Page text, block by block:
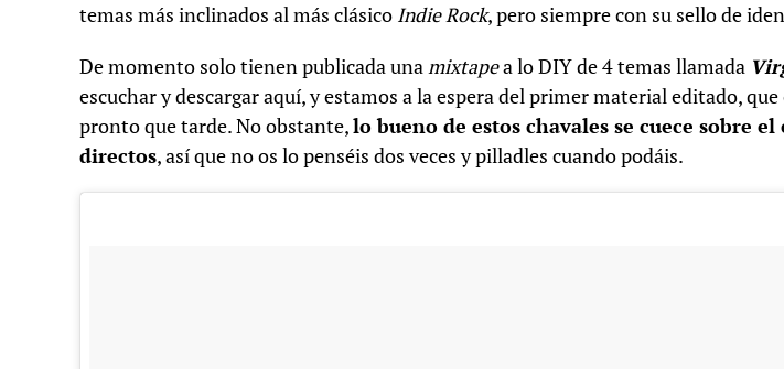
temas más inclinados al más clásico Indie Rock, pero siempre con su sello de
De momento solo tienen publicada unamixtapea lo DIY de 4 temas llamada
escuchar y descargar aquí, y estamos a la espera del primer material editado,
pronto que tarde. No obstante,lo bueno de estos chavales se cuece sobre
directos, así que no os lo penséis dos veces y pilladles cuando podáis.